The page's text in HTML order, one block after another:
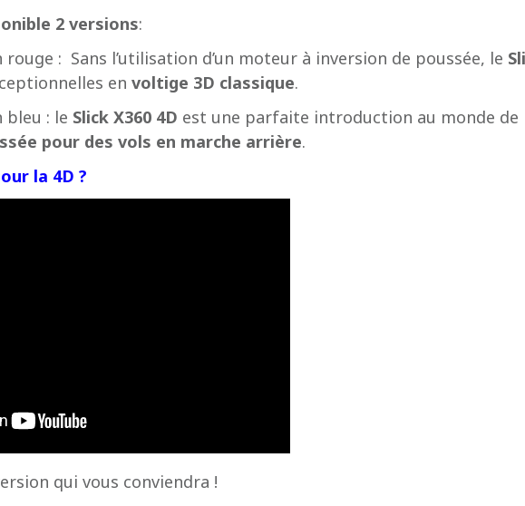
2 versions:
rouge : Sans l’utilisation d’un moteur à inversion de poussée, le
en voltige 3D classique.
bleu : le Slick X360 4D est une parfaite introduction au monde
pour des vols en marche arrière.
la 4D ?
qui vous conviendra !